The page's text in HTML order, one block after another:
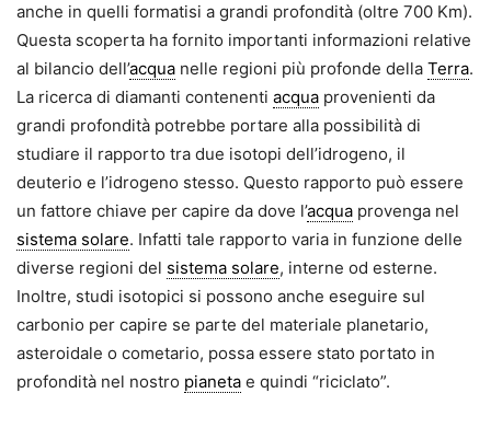
anche in quelli formatisi a grandi profondità (oltre 700 Km).
Questa scoperta ha fornito importanti informazioni relative
al bilancio dell’acqua nelle regioni più profonde della Terra.
La ricerca di diamanti contenenti acqua provenienti da
grandi profondità potrebbe portare alla possibilità di
studiare il rapporto tra due isotopi dell’idrogeno, il
deuterio e l’idrogeno stesso. Questo rapporto può essere
un fattore chiave per capire da dove l’acqua provenga nel
sistema solare. Infatti tale rapporto varia in funzione delle
diverse regioni del sistema solare, interne od esterne.
Inoltre, studi isotopici si possono anche eseguire sul
carbonio per capire se parte del materiale planetario,
asteroidale o cometario, possa essere stato portato in
profondità nel nostro pianeta e quindi “riciclato”.